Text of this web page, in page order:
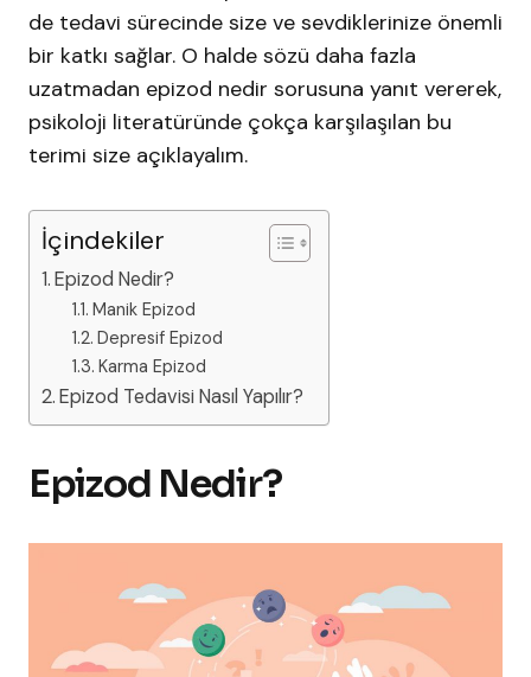
de tedavi sürecinde size ve sevdiklerinize önemli
bir katkı sağlar. O halde sözü daha fazla
uzatmadan epizod nedir sorusuna yanıt vererek,
psikoloji literatüründe çokça karşılaşılan bu
terimi size açıklayalım.
İçindekiler
Epizod Nedir?
Manik Epizod
Depresif Epizod
Karma Epizod
Epizod Tedavisi Nasıl Yapılır?
Epizod Nedir?